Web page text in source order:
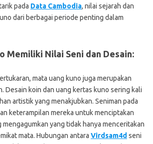
pada Data Cambodia, nilai sejarah dan
dari berbagai periode penting dalam
Memiliki Nilai Seni dan Desain:
mata uang kuno juga merupakan
Desain koin dan uang kertas kuno sering kali
artistik yang menakjubkan. Seniman pada
keterampilan mereka untuk menciptakan
mengagumkan yang tidak hanya menceritakan
mata. Hubungan antara Virdsam4d seni